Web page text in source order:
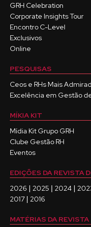
GRH Celebration
Corporate Insights Tour
Encontro C-Level
Exclusivos
Online
PESQUISAS
Ceos e RHs Mais
Excelência em Gestão
MÍKIA KIT
Mídia Kit Grupo GRH
Clube Gestão RH
Eventos
EDIÇÕES DA REVISTA
2026 | 2025 | 2024 |
2017 | 2016
MATÉRIAS DA REVISTA